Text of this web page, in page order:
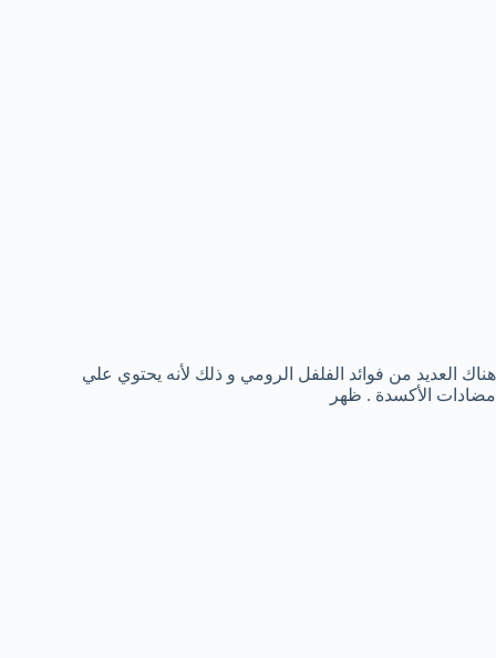
هناك العديد من فوائد الفلفل الرومي و ذلك لأنه يحتوي علي
مضادات الأكسدة . ظهر